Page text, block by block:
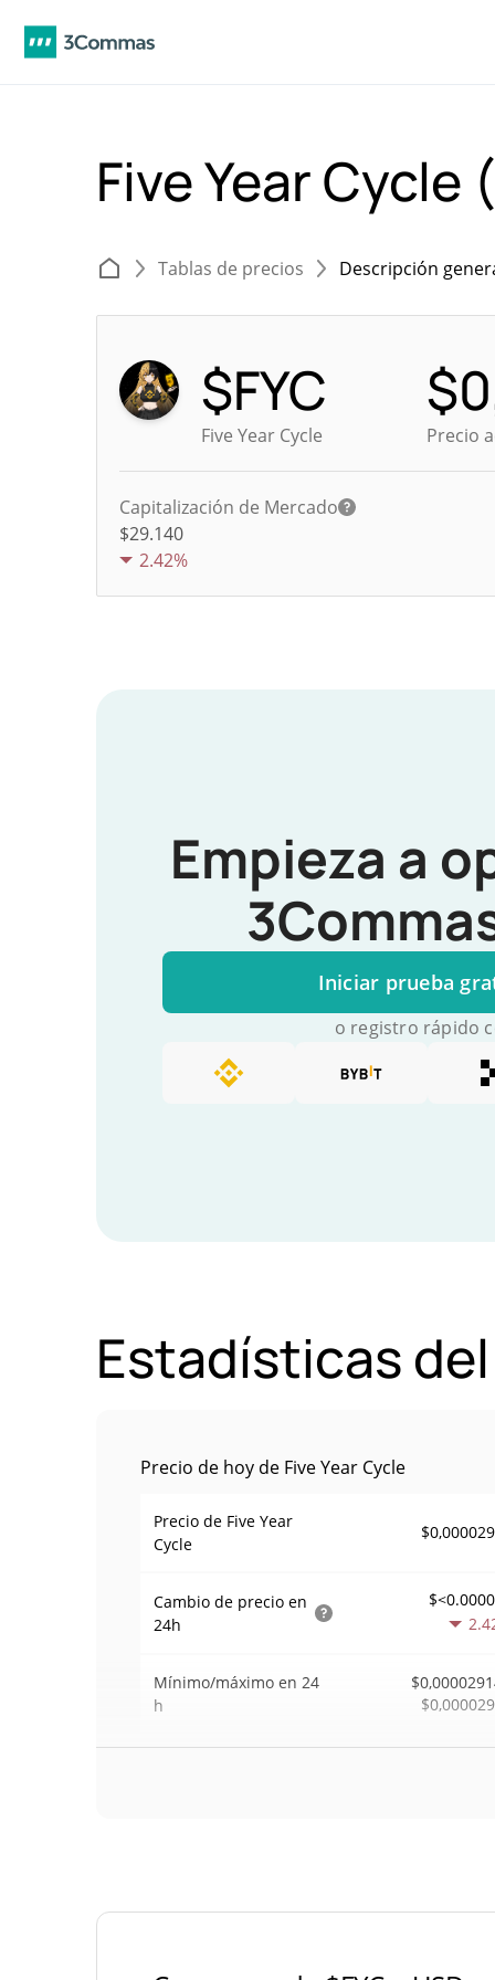
Five Year Cycle
Tablas de precios Descripción
$FYC
Five Year Cycle
$
Precio
Capitalización de Mercado
$29.140
2.42%
Empieza a
Iniciar prueba
o registro rápido
Estadísticas
Precio de hoy de Five Year Cycle
Precio de Five Year
Cycle
Cambio de precio en
24h
Mínimo/máximo en 24
h